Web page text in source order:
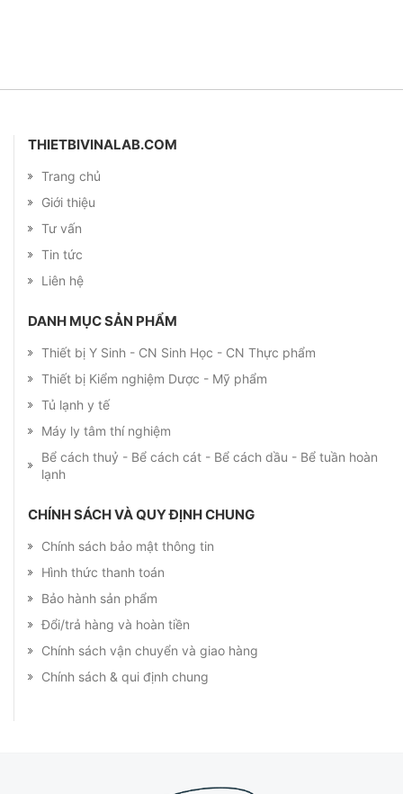
THIETBIVINALAB.COM
Trang chủ
Giới thiệu
Tư vấn
Tin tức
Liên hệ
DANH MỤC SẢN PHẨM
Thiết bị Y Sinh - CN Sinh Học - CN Thực phẩm
Thiết bị Kiểm nghiệm Dược - Mỹ phẩm
Tủ lạnh y tế
Máy ly tâm thí nghiệm
Bể cách thuỷ - Bể cách cát - Bể cách dầu - Bể tuần hoàn
lạnh
CHÍNH SÁCH VÀ QUY ĐỊNH CHUNG
Chính sách bảo mật thông tin
Hình thức thanh toán
Bảo hành sản phẩm
Đổi/trả hàng và hoàn tiền
Chính sách vận chuyển và giao hàng
Chính sách & qui định chung